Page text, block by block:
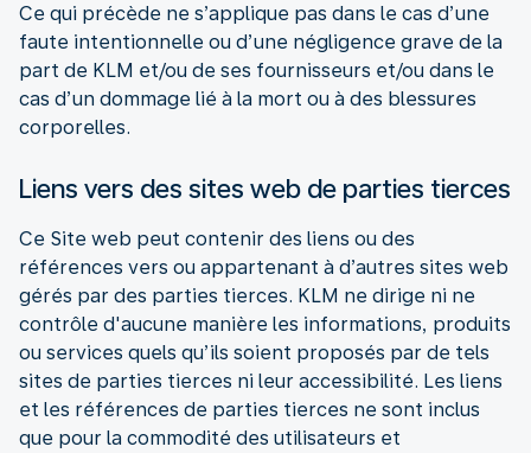
Ce qui précède ne s’applique pas dans le cas d’une
faute intentionnelle ou d’une négligence grave de la
part de KLM et/ou de ses fournisseurs et/ou dans le
cas d’un dommage lié à la mort ou à des blessures
corporelles.
Liens vers des sites web de parties tierces
Ce Site web peut contenir des liens ou des
références vers ou appartenant à d’autres sites web
gérés par des parties tierces. KLM ne dirige ni ne
contrôle d'aucune manière les informations, produits
ou services quels qu’ils soient proposés par de tels
sites de parties tierces ni leur accessibilité. Les liens
et les références de parties tierces ne sont inclus
que pour la commodité des utilisateurs et